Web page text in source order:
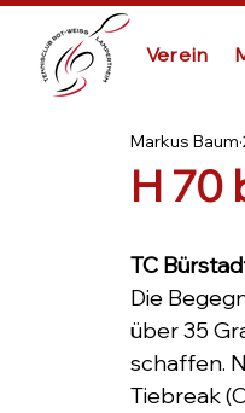
Verein
H 70
Markus Baum
TC
Die
über 35
schaffen.
Tiebreak